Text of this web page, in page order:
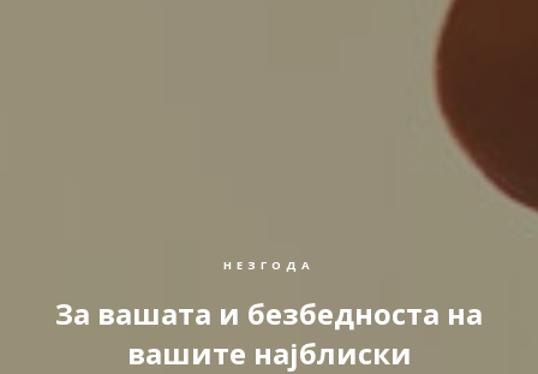
НЕЗГОДА
За вашата и безбедноста на
вашите најблиски